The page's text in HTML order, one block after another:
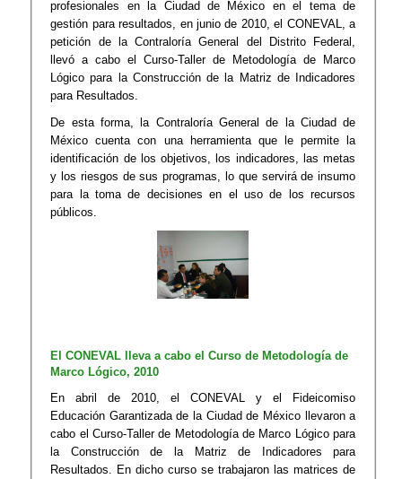
profesionales en la Ciudad de México en el tema de
gestión para resultados, en junio de 2010, el CONEVAL, a
petición de la Contraloría General del Distrito Federal,
llevó a cabo el Curso-Taller de Metodología de Marco
Lógico para la Construcción de la Matriz de Indicadores
para Resultados.
​De esta forma, la Contraloría General de la Ciudad de
México cuenta con una herramienta que le permite la
identificación de los objetivos, los indicadores, las metas
y los riesgos de sus programas, lo que servirá de insumo
para la toma de decisiones en el uso de los recursos
públicos.
​El CONEVAL lleva a cabo el Curso de Metodología de
Marco Lógico, 2010
En abril de 2010, el CONEVAL y el Fideicomiso
Educación Garantizada de la Ciudad de México llevaron a
cabo el Curso-Taller de Metodología de Marco Lógico para
la Construcción de la Matriz de Indicadores para
Resultados. En dicho curso se trabajaron las matrices de